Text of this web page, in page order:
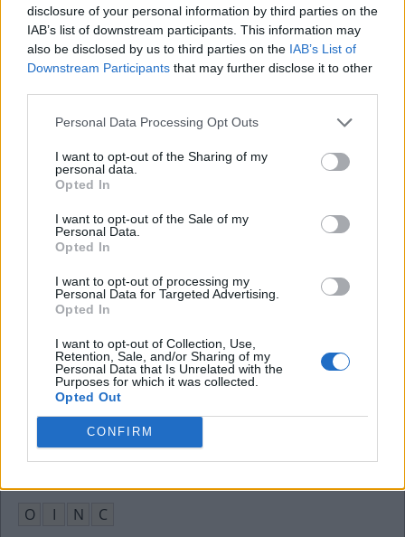
disclosure of your personal information by third parties on the
IAB’s list of downstream participants. This information may
also be disclosed by us to third parties on the IAB’s List of
Downstream Participants that may further disclose it to other
Personal Data Processing Opt Outs
I want to opt-out of the Sharing of my
personal data.
Opted In
I want to opt-out of the Sale of my
Personal Data.
Opted In
I want to opt-out of processing my
Personal Data for Targeted Advertising.
Opted In
I want to opt-out of Collection, Use,
Retention, Sale, and/or Sharing of my
Personal Data that Is Unrelated with the
Purposes for which it was collected.
Opted Out
CONFIRM
Canção ciente de Nando Reis:
S
E
I
Líder religioso de comunidade judaica:
Gameta feminino:
V U L
O
Tecla do computador usada para apagar
E L E T
E
E M A
R
Corante extraído da cochonilha
O
I N
C